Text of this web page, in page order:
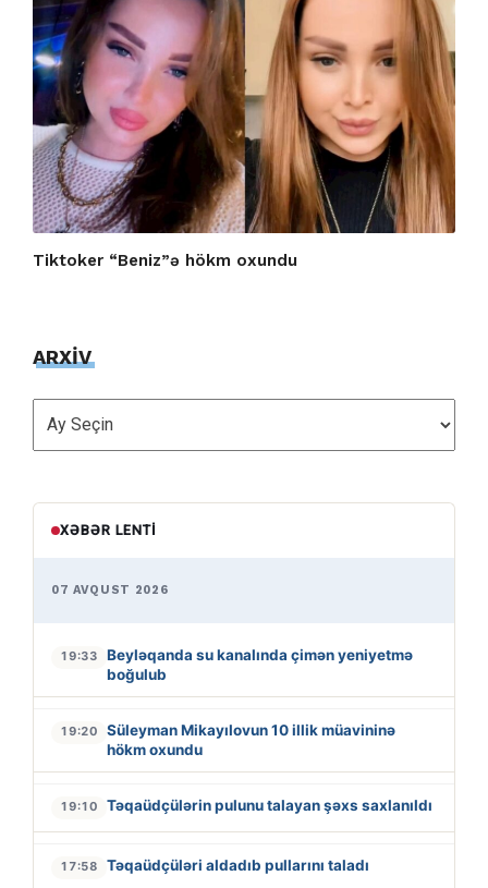
Tiktoker “Beniz”ə hökm oxundu
ARXİV
ARXİV
XƏBƏR LENTI
07 AVQUST 2026
19:33
Beyləqanda su kanalında çimən yeniyetmə
boğulub
19:20
Süleyman Mikayılovun 10 illik müavininə
hökm oxundu
19:10 Təqaüdçülərin pulunu talayan şəxs saxlanıldı
17:58 Təqaüdçüləri aldadıb pullarını taladı